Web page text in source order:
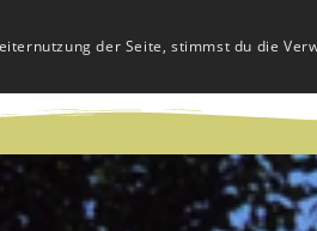
der Seite, stimmst du die